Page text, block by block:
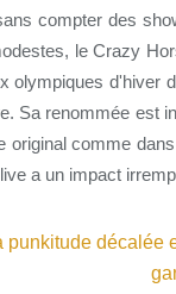
compter des
le Crazy
olympiques d'hiver
Sa renommée est
original comme
a un impact